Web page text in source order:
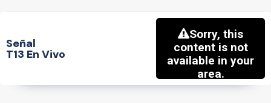
Señal
T13 En Vivo